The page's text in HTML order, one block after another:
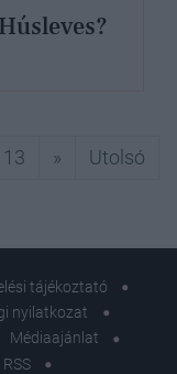
13 » Következő
Utolsó
tájékoztató
nyilatkozat
Médiaajánlat
RSS